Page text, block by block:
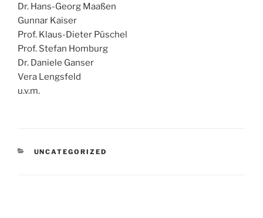
Dr. Hans-Georg Maaßen
Gunnar Kaiser
Prof. Klaus-Dieter Püschel
Prof. Stefan Homburg
Dr. Daniele Ganser
Vera Lengsfeld
u.v.m.
KATEGORIEN
UNCATEGORIZED